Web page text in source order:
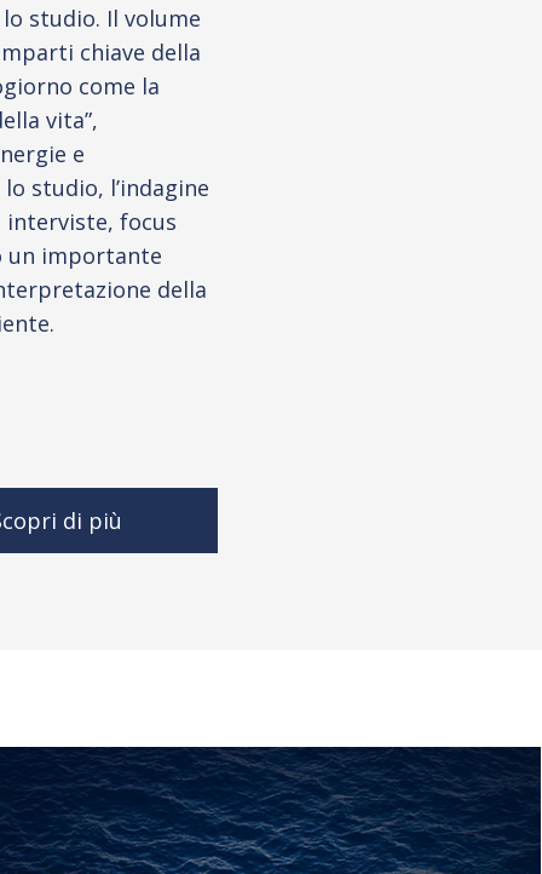
studio. Il volume
chiave della
come la
vita”,
e
studio, l’indagine
interviste, focus
un importante
della
di più